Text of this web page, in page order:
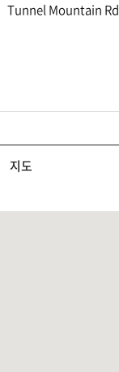
Tunnel Mountain
지도